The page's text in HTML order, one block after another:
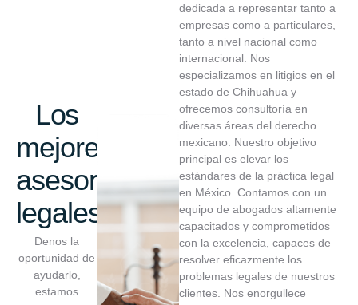
dedicada a representar tanto a
empresas como a particulares,
tanto a nivel nacional como
internacional. Nos
especializamos en litigios en el
estado de Chihuahua y
ofrecemos consultoría en
diversas áreas del derecho
mexicano. Nuestro objetivo
principal es elevar los
estándares de la práctica legal
en México. Contamos con un
equipo de abogados altamente
capacitados y comprometidos
con la excelencia, capaces de
resolver eficazmente los
problemas legales de nuestros
clientes. Nos enorgullece
Los
mejores
asesores
legales.
Denos la
oportunidad de
ayudarlo,
estamos